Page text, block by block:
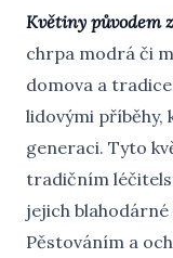
Květiny původem
chrpa modrá či
domova a
lidovými příběhy,
generaci. Tyto
tradičním
jejich blahodárné
Pěstováním a